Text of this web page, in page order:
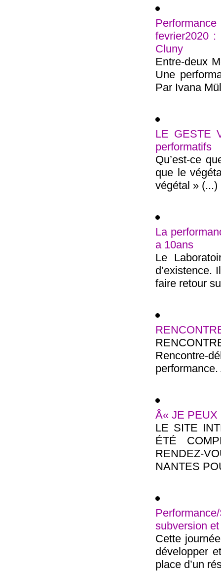
fevrier2020 :
Cluny
Entre-deux
Une
Par Ivana
LE GESTE
performatifs
Qu’est-ce
que le
végétal » (...)
La
a 10ans
Le
d’existence.
faire retour
Rencontre-
Â« JE PEUX
LE SITE
ÉTÉ
RENDEZ-
NANTES
subversion
Cette
développer
place d’un